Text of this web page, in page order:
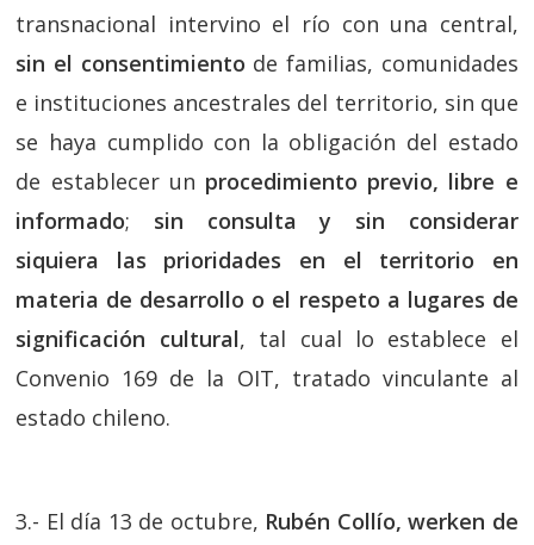
transnacional intervino el río con una central,
sin el consentimiento de familias, comunidades
e instituciones ancestrales del territorio, sin que
se haya cumplido con la obligación del estado
de establecer un procedimiento previo, libre e
informado; sin consulta y sin considerar
siquiera las prioridades en el territorio en
materia de desarrollo o el respeto a lugares de
significación cultural, tal cual lo establece el
Convenio 169 de la OIT, tratado vinculante al
estado chileno.
3.- El día 13 de octubre, Rubén Collío, werken de